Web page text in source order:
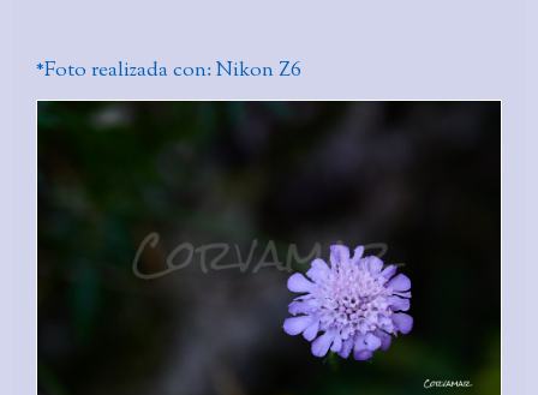
*Foto realizada con: Nikon Z6